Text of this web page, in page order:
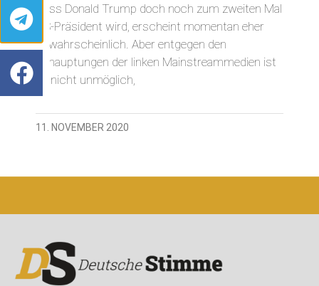
Dass Donald Trump doch noch zum zweiten Mal
US-Präsident wird, erscheint momentan eher
unwahrscheinlich. Aber entgegen den
Behauptungen der linken Mainstreammedien ist
es nicht unmöglich,
11. NOVEMBER 2020